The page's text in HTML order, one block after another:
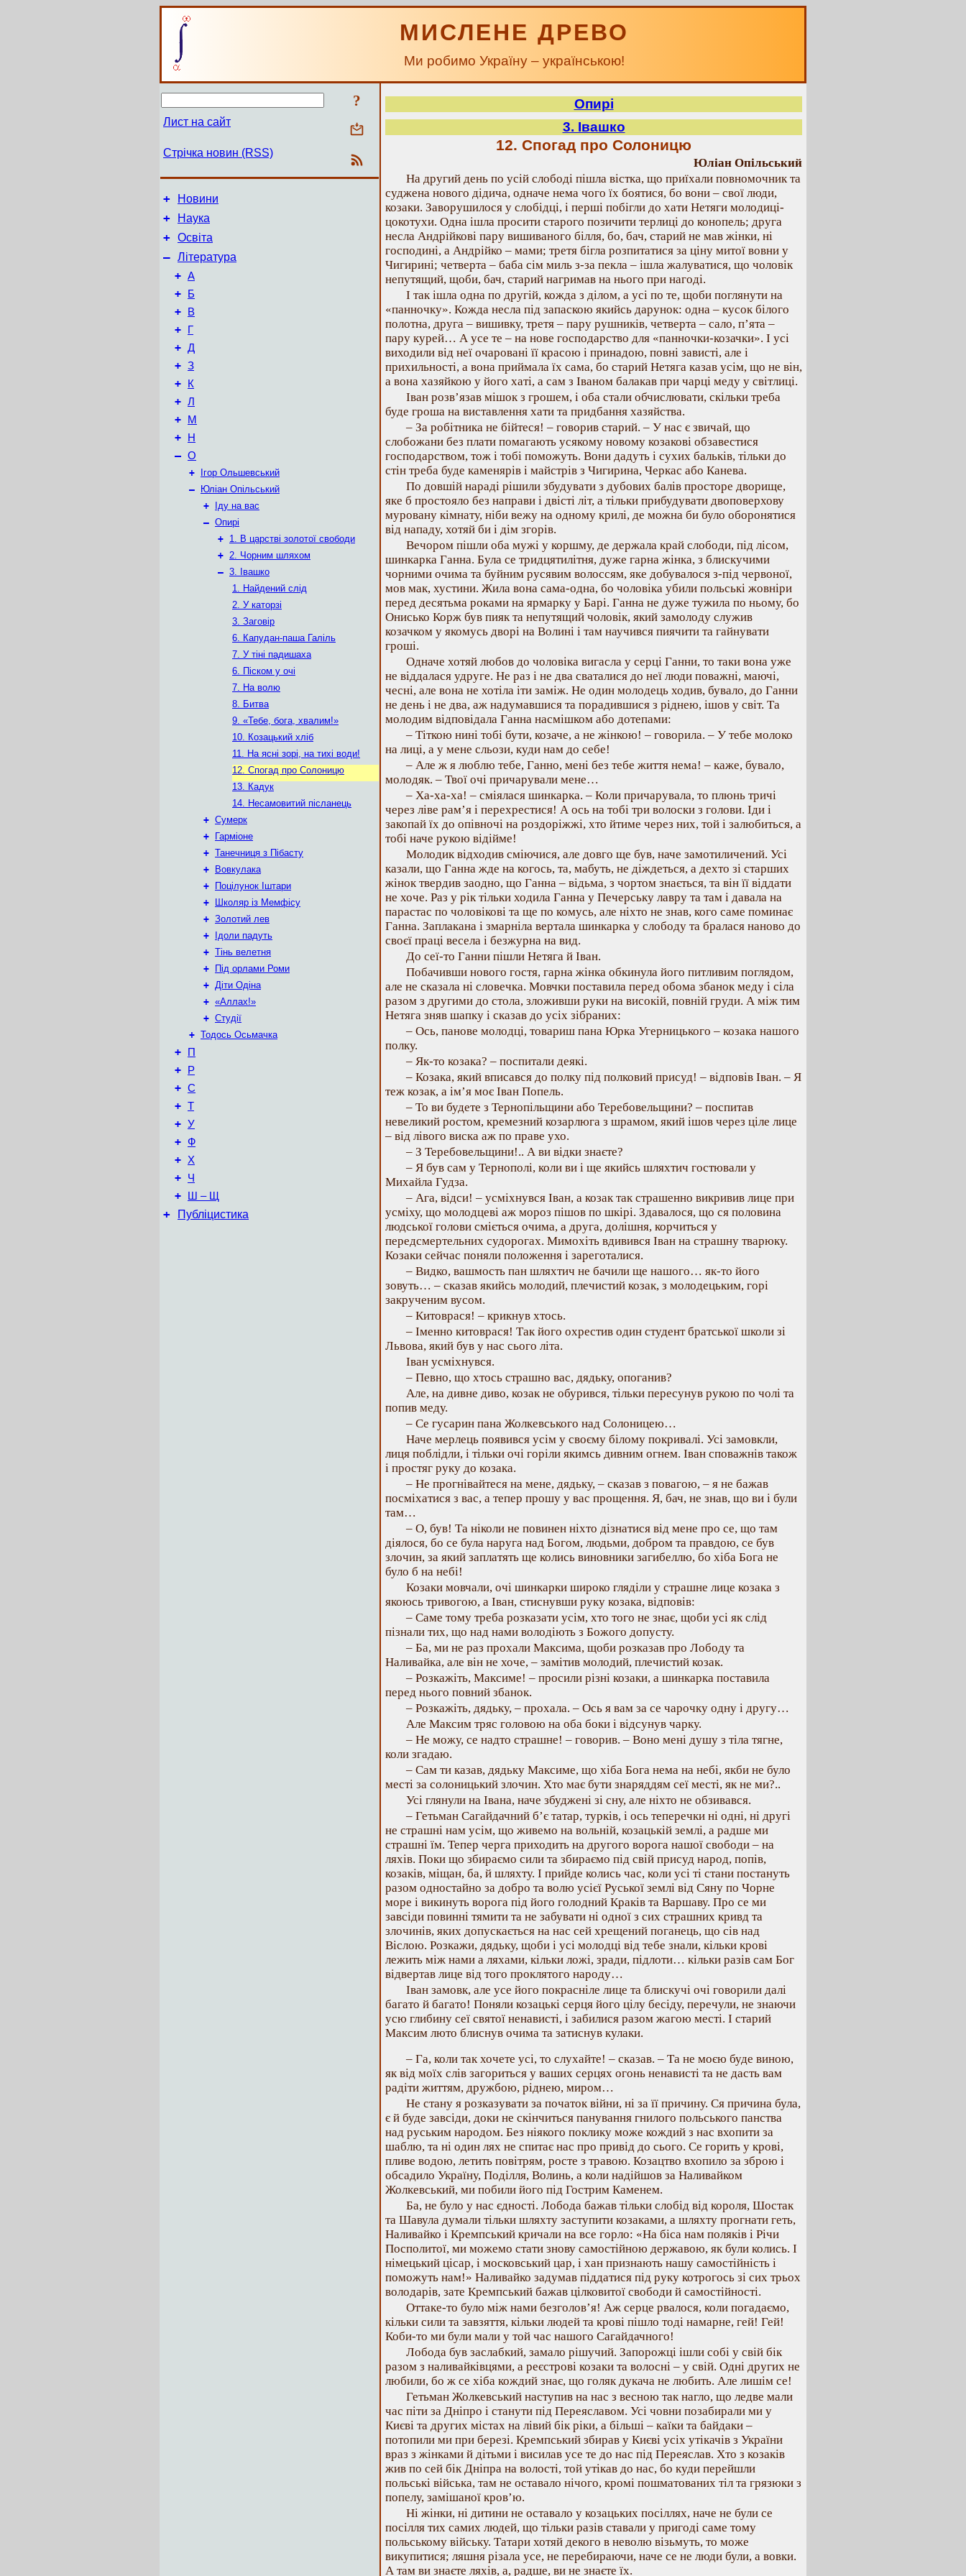
МИСЛЕНЕ ДРЕВО
Ми робимо Україну – українською!
?
Лист на сайт
Стрічка новин (RSS)
+ Новини
+ Наука
+ Освіта
– Література
+ А
+ Б
+ В
+ Г
+ Д
+ З
+ К
+ Л
+ М
+ Н
– О
+
Ігор Ольшевський
–
Юліан Опільський
+
Іду на вас
– Опирі
+ 1. В царстві золотої свободи
+ 2. Чорним шляхом
– 3. Івашко
1. Найдений слід
2. У каторзі
3. Заговір
6. Капудан-паша Галіль
7. У тіні падишаха
6. Піском у очі
7. На волю
8. Битва
9. «Тебе, бога, хвалим!»
10. Козацький хліб
11. На ясні зорі, на тихі води!
12. Спогад про Солоницю
13. Кадук
14. Несамовитий післанець
+ Сумерк
+
Гарміоне
+ Танечниця з Пібасту
+
Вовкулака
+
Поцілунок Іштари
+
Школяр із Мемфісу
+ Золотий лев
+
Ідоли падуть
+ Тінь велетня
+
Під орлами Роми
+ Діти Одіна
+ «Аллах!»
+ Студії
+ Тодось Осьмачка
+ П
+ Р
+ С
+ Т
+ У
+ Ф
+ Х
+ Ч
+ Ш – Щ
+ Публіцистика
Опирі
3. Івашко
12. Спогад про Солоницю
Юліан Опільський
На другий день по усій слободі пішла вістка, що приїхали повномочник та
суджена нового дідича, одначе нема чого їх боятися, бо вони – свої люди,
козаки. Заворушилося у слобідці, і перші побігли до хати Нетяги молодиці-
цокотухи. Одна ішла просити старого позичити терлиці до конопель; друга
несла Андрійкові пару вишиваного білля, бо, бач, старий не мав жінки, ні
господині, а Андрійко – мами; третя бігла розпитатися за ціну митої вовни у
Чигирині; четверта – баба сім миль з-за пекла – ішла жалуватися, що чоловік
непутящий, щоби, бач, старий нагримав на нього при нагоді.
І так ішла одна по другій, кожда з ділом, а усі по те, щоби поглянути на
«панночку». Кожда несла під запаскою якийсь дарунок: одна – кусок білого
полотна, друга – вишивку, третя – пару рушників, четверта – сало, п’ята –
пару курей… А усе те – на нове господарство для «панночки-козачки». І усі
виходили від неї очаровані її красою і принадою, повні зависті, але і
прихильності, а вона приймала їх сама, бо старий Нетяга казав усім, що не він,
а вона хазяйкою у його хаті, а сам з Іваном балакав при чарці меду у світлиці.
Іван розв’язав мішок з грошем, і оба стали обчислювати, скільки треба
буде гроша на виставлення хати та придбання хазяйства.
– За робітника не бійтеся! – говорив старий. – У нас є звичай, що
слобожани без плати помагають усякому новому козакові обзавестися
господарством, тож і тобі поможуть. Вони дадуть і сухих бальків, тільки до
стін треба буде каменярів і майстрів з Чигирина, Черкас або Канева.
По довшій нараді рішили збудувати з дубових балів просторе дворище,
яке б простояло без направи і двісті літ, а тільки прибудувати двоповерхову
муровану кімнату, ніби вежу на одному крилі, де можна би було оборонятися
від нападу, хотяй би і дім згорів.
Вечором пішли оба мужі у коршму, де держала край слободи, під лісом,
шинкарка Ганна. Була се тридцятилітня, дуже гарна жінка, з блискучими
чорними очима та буйним русявим волоссям, яке добувалося з-під червоної,
мов мак, хустини. Жила вона сама-одна, бо чоловіка убили польські жовніри
перед десятьма роками на ярмарку у Барі. Ганна не дуже тужила по ньому, бо
Онисько Корж був пияк та непутящий чоловік, який замолоду служив
козачком у якомусь дворі на Волині і там научився пиячити та гайнувати
гроші.
Одначе хотяй любов до чоловіка вигасла у серці Ганни, то таки вона уже
не віддалася удруге. Не раз і не два сваталися до неї люди поважні, маючі,
чесні, але вона не хотіла іти заміж. Не один молодець ходив, бувало, до Ганни
не день і не два, аж надумавшися та порадившися з ріднею, ішов у світ. Та
молодим відповідала Ганна насмішком або дотепами:
– Тіткою нині тобі бути, козаче, а не жінкою! – говорила. – У тебе молоко
на лиці, а у мене сльози, куди нам до себе!
– Але ж я люблю тебе, Ганно, мені без тебе життя нема! – каже, бувало,
молодяк. – Твої очі причарували мене…
– Ха-ха-ха! – сміялася шинкарка. – Коли причарувала, то плюнь тричі
через ліве рам’я і перехрестися! А ось на тобі три волоски з голови. Іди і
закопай їх до опівночі на роздоріжжі, хто йтиме через них, той і залюбиться, а
тобі наче рукою відійме!
Молодик відходив сміючися, але довго ще був, наче замотиличений. Усі
казали, що Ганна жде на когось, та, мабуть, не діждеться, а дехто зі старших
жінок твердив заодно, що Ганна – відьма, з чортом знається, та він її віддати
не хоче. Раз у рік тільки ходила Ганна у Печерську лавру та там і давала на
парастас по чоловікові та ще по комусь, але ніхто не знав, кого саме поминає
Ганна. Заплакана і змарніла вертала шинкарка у слободу та бралася наново до
своєї праці весела і безжурна на вид.
До сеї-то Ганни пішли Нетяга й Іван.
Побачивши нового гостя, гарна жінка обкинула його питливим поглядом,
але не сказала ні словечка. Мовчки поставила перед обома збанок меду і сіла
разом з другими до стола, зложивши руки на високій, повній груди. А між тим
Нетяга зняв шапку і сказав до усіх зібраних:
– Ось, панове молодці, товариш пана Юрка Угерницького – козака нашого
полку.
– Як-то козака? – поспитали деякі.
– Козака, який вписався до полку під полковий присуд! – відповів Іван. – Я
теж козак, а ім’я моє Іван Попель.
– То ви будете з Тернопільщини або Теребовельщини? – поспитав
невеликий ростом, кремезний козарлюга з шрамом, який ішов через ціле лице
– від лівого виска аж по праве ухо.
– З Теребовельщини!.. А ви відки знаєте?
– Я був сам у Тернополі, коли ви і ще якийсь шляхтич гостювали у
Михайла Гудза.
– Ага, відси! – усміхнувся Іван, а козак так страшенно викривив лице при
усміху, що молодцеві аж мороз пішов по шкірі. Здавалося, що ся половина
людської голови сміється очима, а друга, долішня, корчиться у
передсмертельних судорогах. Мимохіть вдивився Іван на страшну тварюку.
Козаки сейчас поняли положення і зареготалися.
– Видко, вашмость пан шляхтич не бачили ще нашого… як-то його
зовуть… – сказав якийсь молодий, плечистий козак, з молодецьким, горі
закрученим вусом.
– Китоврася! – крикнув хтось.
– Іменно китоврася! Так його охрестив один студент братської школи зі
Львова, який був у нас сього літа.
Іван усміхнувся.
– Певно, що хтось страшно вас, дядьку, опоганив?
Але, на дивне диво, козак не обурився, тільки пересунув рукою по чолі та
попив меду.
– Се гусарин пана Жолкевського над Солоницею…
Наче мерлець появився усім у своєму білому покривалі. Усі замовкли,
лиця поблідли, і тільки очі горіли якимсь дивним огнем. Іван споважнів також
і простяг руку до козака.
– Не прогнівайтеся на мене, дядьку, – сказав з повагою, – я не бажав
посміхатися з вас, а тепер прошу у вас прощення. Я, бач, не знав, що ви і були
там…
– О, був! Та ніколи не повинен ніхто дізнатися від мене про се, що там
діялося, бо се була наруга над Богом, людьми, добром та правдою, се був
злочин, за який заплатять ще колись виновники загибеллю, бо хіба Бога не
було б на небі!
Козаки мовчали, очі шинкарки широко гляділи у страшне лице козака з
якоюсь тривогою, а Іван, стиснувши руку козака, відповів:
– Саме тому треба розказати усім, хто того не знає, щоби усі як слід
пізнали тих, що над нами володіють з Божого допусту.
– Ба, ми не раз прохали Максима, щоби розказав про Лободу та
Наливайка, але він не хоче, – замітив молодий, плечистий козак.
– Розкажіть, Максиме! – просили різні козаки, а шинкарка поставила
перед нього повний збанок.
– Розкажіть, дядьку, – прохала. – Ось я вам за се чарочку одну і другу…
Але Максим тряс головою на оба боки і відсунув чарку.
– Не можу, се надто страшне! – говорив. – Воно мені душу з тіла тягне,
коли згадаю.
– Сам ти казав, дядьку Максиме, що хіба Бога нема на небі, якби не було
месті за солоницький злочин. Хто має бути знаряддям сеї месті, як не ми?..
Усі глянули на Івана, наче збуджені зі сну, але ніхто не обзивався.
– Гетьман Сагайдачний б’є татар, турків, і ось теперечки ні одні, ні другі
не страшні нам усім, що живемо на вольній, козацькій землі, а радше ми
страшні їм. Тепер черга приходить на другого ворога нашої свободи – на
ляхів. Поки що збираємо сили та збираємо під свій присуд народ, попів,
козаків, міщан, ба, й шляхту. І прийде колись час, коли усі ті стани постануть
разом одностайно за добро та волю усієї Руської землі від Сяну по Чорне
море і викинуть ворога під його голодний Краків та Варшаву. Про се ми
завсіди повинні тямити та не забувати ні одної з сих страшних кривд та
злочинів, яких допускається на нас сей хрещений поганець, що сів над
Віслою. Розкажи, дядьку, щоби і усі молодці від тебе знали, кільки крові
лежить між нами а ляхами, кільки ложі, зради, підлоти… кільки разів сам Бог
відвертав лице від того проклятого народу…
Іван замовк, але усе його покрасніле лице та блискучі очі говорили далі
багато й багато! Поняли козацькі серця його цілу бесіду, перечули, не знаючи
усю глибину сеї святої ненависті, і забилися разом жагою месті. І старий
Максим люто блиснув очима та затиснув кулаки.
– Га, коли так хочете усі, то слухайте! – сказав. – Та не моєю буде виною,
як від моїх слів загориться у ваших серцях огонь ненависті та не дасть вам
радіти життям, дружбою, ріднею, миром…
Не стану я розказувати за початок війни, ні за її причину. Ся причина була,
є й буде завсіди, доки не скінчиться панування гнилого польського панства
над руським народом. Без ніякого поклику може кождий з нас вхопити за
шаблю, та ні один лях не спитає нас про привід до сього. Се горить у крові,
пливе водою, летить повітрям, росте з травою. Козацтво вхопило за зброю і
обсадило Україну, Поділля, Волинь, а коли надійшов за Наливайком
Жолкевський, ми побили його під Гострим Каменем.
Ба, не було у нас єдності. Лобода бажав тільки слобід від короля, Шостак
та Шавула думали тільки шляхту заступити козаками, а шляхту прогнати геть,
Наливайко і Кремпський кричали на все горло: «На біса нам поляків і Річи
Посполитої, ми можемо стати знову самостійною державою, як були колись. І
німецький цісар, і московський цар, і хан признають нашу самостійність і
поможуть нам!» Наливайко задумав піддатися під руку котрогось зі сих трьох
володарів, зате Кремпський бажав цілковитої свободи й самостійності.
Оттаке-то було між нами безголов’я! Аж серце рвалося, коли погадаємо,
кільки сили та завзяття, кільки людей та крові пішло тоді намарне, гей! Гей!
Коби-то ми були мали у той час нашого Сагайдачного!
Лобода був заслабкий, замало рішучий. Запорожці ішли собі у свій бік
разом з наливайківцями, а реєстрові козаки та волосні – у свій. Одні других не
любили, бо ж се хіба кождий знає, що голяк дукача не любить. Але лишім се!
Гетьман Жолкевський наступив на нас з весною так нагло, що ледве мали
час піти за Дніпро і станути під Переяславом. Усі човни позабирали ми у
Києві та других містах на лівий бік ріки, а більші – каїки та байдаки –
потопили ми при березі. Кремпський збирав у Києві усіх утікачів з України
враз з жінками й дітьми і висилав усе те до нас під Переяслав. Хто з козаків
жив по сей бік Дніпра на волості, той утікав до нас, бо куди перейшли
польські війська, там не оставало нічого, кромі пошматованих тіл та грязюки з
попелу, замішаної кров’ю.
Ні жінки, ні дитини не оставало у козацьких посіллях, наче не були се
посілля тих самих людей, що тільки разів ставали у пригоді саме тому
польському війську. Татари хотяй декого в неволю візьмуть, то може
викупитися; ляшня різала усе, не перебираючи, наче се не люди були, а вовки.
А там ви знаєте ляхів, а, радше, ви не знаєте їх.